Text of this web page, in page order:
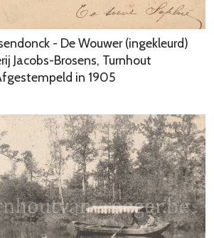
- De Wouwer (ingekleurd)
Jacobs-Brosens, Turnhout
in 1905